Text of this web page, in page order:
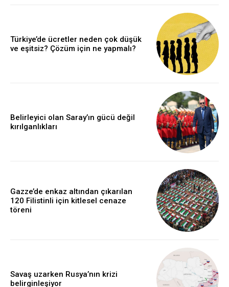
Türkiye’de ücretler neden çok düşük
ve eşitsiz? Çözüm için ne yapmalı?
Belirleyici olan Saray’ın gücü değil
kırılganlıkları
Gazze’de enkaz altından çıkarılan
120 Filistinli için kitlesel cenaze
töreni
Savaş uzarken Rusya’nın krizi
belirginleşiyor